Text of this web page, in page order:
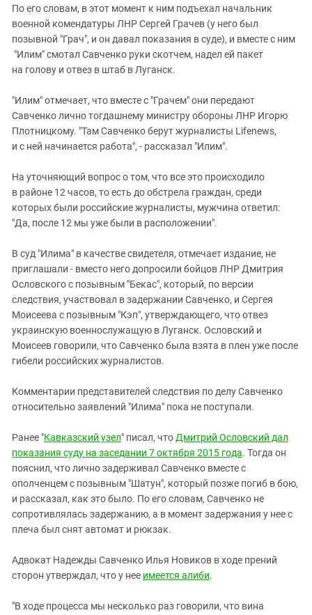
По его словам, в этот момент к ним подъехал начальник
военной комендатуры ЛНР Сергей Грачев (у него был
позывной "Грач", и он давал показания в суде), и вместе с ним
"Илим" смотал Савченко руки скотчем, надел ей пакет
на голову и отвез в штаб в Луганск.
"Илим" отмечает, что вместе с "Грачем" они передают
Савченко лично тогдашнему министру обороны ЛНР Игорю
Плотницкому. "Там Савченко берут журналисты Lifenews,
и с ней начинается работа", - рассказал "Илим".
На уточняющий вопрос о том, что все это происходило
в районе 12 часов, то есть до обстрела граждан, среди
которых были российские журналисты, мужчина ответил:
"Да, после 12 мы уже были в расположении".
В суд "Илима" в качестве свидетеля, отмечает издание, не
приглашали - вместо него допросили бойцов ЛНР Дмитрия
Ословского с позывным "Бекас", который, по версии
следствия, участвовал в задержании Савченко, и Сергея
Моисеева с позывным "Кэп", утверждающего, что отвез
украинскую военнослужащую в Луганск. Ословский и
Моисеев говорили, что Савченко была взята в плен уже после
гибели российских журналистов.
Комментарии представителей следствия по делу Савченко
относительно заявлений "Илима" пока не поступали.
Ранее "Кавказский узел" писал, что Дмитрий Ословский дал
показания суду на заседании 7 октября 2015 года. Тогда он
пояснил, что лично задерживал Савченко вместе с
ополченцем с позывным "Шатун", который позже погиб в бою,
и рассказал, как это было. По его словам, Савченко не
сопротивлялась задержанию, а в момент задержания у нее с
плеча был снят автомат и рюкзак.
Адвокат Надежды Савченко Илья Новиков в ходе прений
сторон утверждал, что у нее имеется алиби.
"В ходе процесса мы несколько раз говорили, что вина